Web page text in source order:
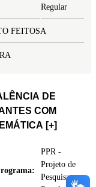
Regular
FEITOSA
DE
COM
[+]
PPR -
Projeto de
Pesquisa